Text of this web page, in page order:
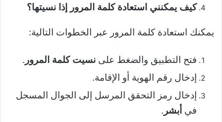
كيف يمكنني استعادة كلمة المرور إذا نسيتها؟
يمكنك استعادة كلمة المرور عبر الخطوات التالية:
فتح التطبيق والضغط على نسيت كلمة المرور .
إدخال رقم الهوية أو الإقامة.
إدخال رمز التحقق المرسل إلى الجوال المسجل
في أبشر .